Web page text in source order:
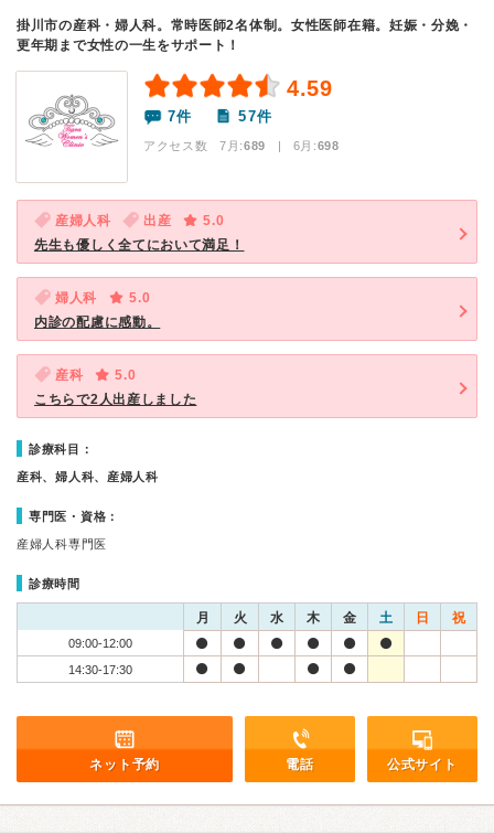
掛川市の産科・婦人科。常時医師2名体制。女性医師在籍。妊娠・分娩・
更年期まで女性の一生をサポート！
4.59
7件 57件
アクセス数 7月:689 | 6月:698
産婦人科 出産
5.0
先生も優しく全てにおいて満足！
婦人科
5.0
内診の配慮に感動。
産科
5.0
こちらで2人出産しました
診療科目：
産科、婦人科、産婦人科
専門医・資格：
産婦人科専門医
診療時間
月 火 水 木 金 土 日 祝
09:00-12:00
14:30-17:30
ネット予約 電話 公式サイト